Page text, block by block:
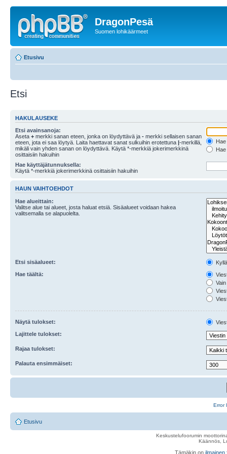
DragonPesä
Suomen lohikäärmeet
Etusivu
Etsi
HAKULAUSEKE
Etsi avainsanoja:
Aseta + merkki sanan eteen, jonka on löydyttävä ja - merkki sellaisen sanan
eteen, jota ei saa löytyä. Laita haettavat sanat sulkuihin erotettuna |-merkillä,
mikäli vain yhden sanan on löydyttävä. Käytä *-merkkiä jokerimerkkinä
osittaisiin hakuihin
Hae käyttäjätunnuksella:
Käytä *-merkkiä jokerimerkkinä osittaisiin hakuihin
HAUN VAIHTOEHDOT
Hae alueittain:
Valitse alue tai alueet, josta haluat etsiä. Sisäalueet voidaan hakea
valitsemalla se alapuolelta.
Etsi sisäalueet:
Hae täältä:
Näytä tulokset:
Lajittele tulokset:
Rajaa tulokset:
Palauta ensimmäiset:
Error
Etusivu
Keskustelufoorumin
Käännös,
Tämäkin on ilmainen